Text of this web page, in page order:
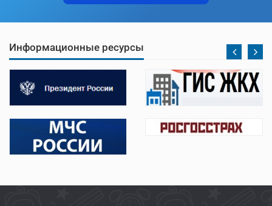
Информационные ресурсы